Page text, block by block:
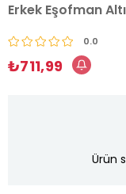
Erkek Eşofman
0.0
₺711,99
Ürün